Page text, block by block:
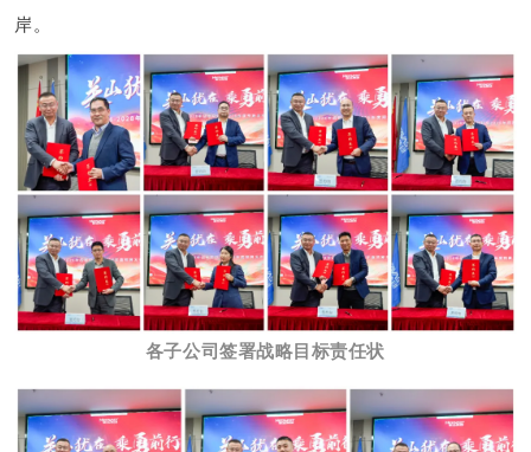
岸。
各子公司签署战略目标责任状